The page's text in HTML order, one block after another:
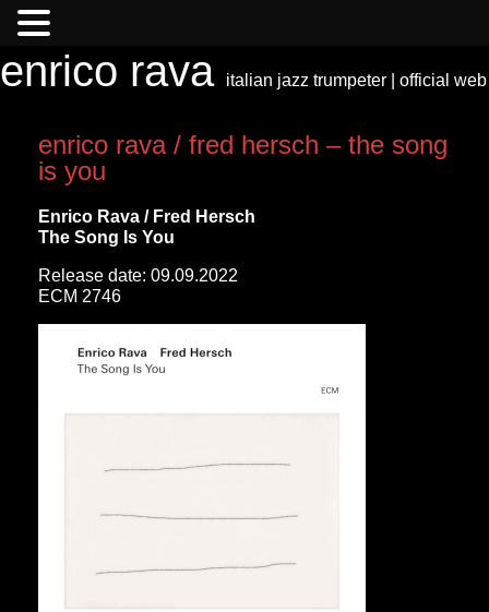
enrico rava italian jazz trumpeter | official
enrico rava / fred hersch – the song
is you
Enrico Rava / Fred Hersch
The Song Is You
Release date: 09.09.2022
ECM 2746